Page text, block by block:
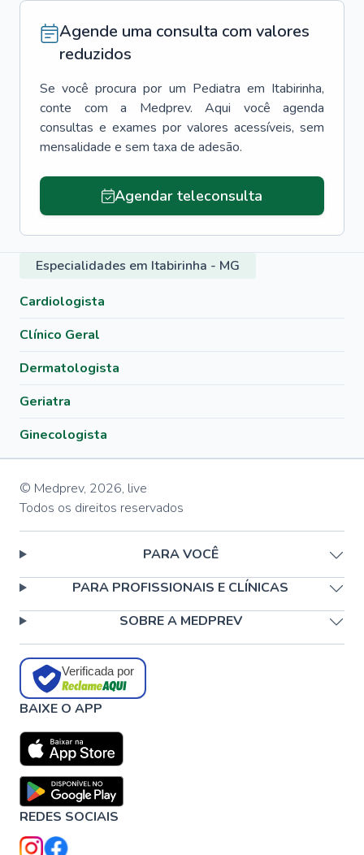
Agende uma consulta com valores
reduzidos
Se você procura por um Pediatra em Itabirinha,
conte com a Medprev. Aqui você agenda
consultas e exames por valores acessíveis, sem
mensalidade e sem taxa de adesão.
Agendar teleconsulta
Especialidades em Itabirinha - MG
Cardiologista
Clínico Geral
Dermatologista
Geriatra
Ginecologista
© Medprev, 2026, live
Todos os direitos reservados
PARA VOCÊ
PARA PROFISSIONAIS E CLÍNICAS
SOBRE A MEDPREV
Verificada por
BAIXE O APP
REDES SOCIAIS